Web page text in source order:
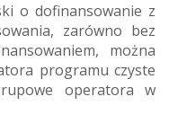
o dofinansowanie z
zarówno bez
można
programu czyste
operatora w